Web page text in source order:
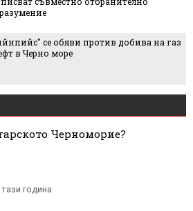
се обяви против добива на газ
в Черно море
Черноморие?
година